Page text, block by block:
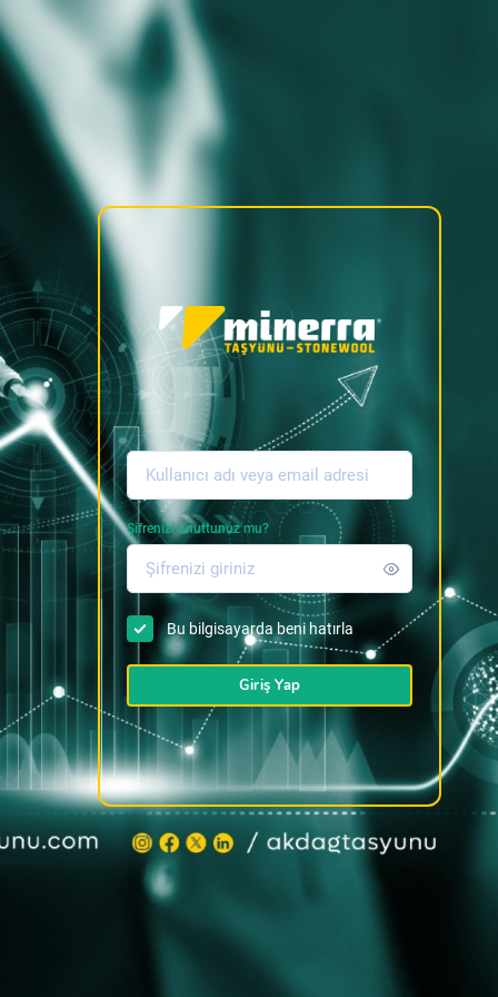
Şifrenizi unuttunuz mu?
Bu bilgisayarda beni hatırla
Giriş Yap